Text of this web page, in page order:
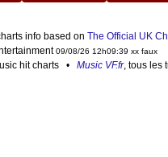
info based on The Official UK
09/08/26 12h09:39 xx faux
hit charts • Music VF.fr, tous les